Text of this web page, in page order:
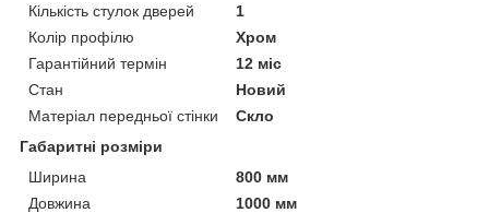
Кількість стулок дверей
1
Колір профілю
Хром
Гарантійний термін
12 міс
Стан
Новий
Матеріал передньої стінки
Скло
Габаритні розміри
Ширина
800 мм
Довжина
1000 мм